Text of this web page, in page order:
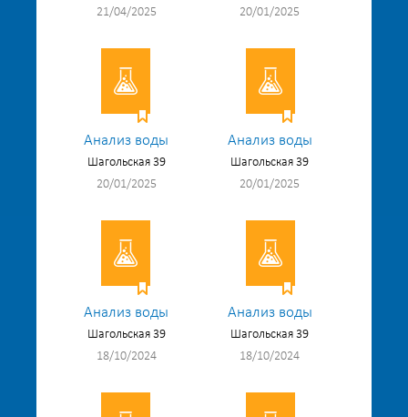
21/04/2025
20/01/2025
Анализ воды
Шагольская 39
20/01/2025
Анализ воды
Шагольская 39
20/01/2025
Анализ воды
Шагольская 39
18/10/2024
Анализ воды
Шагольская 39
18/10/2024